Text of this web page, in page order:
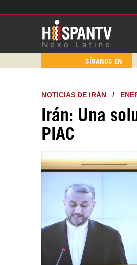
SÍGANOS EN
NOTICIAS DE IRÁN /
Irán: Una
PIAC